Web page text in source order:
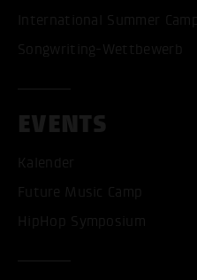
International Summer Camp
Songwriting-Wettbewerb
EVENTS
Kalender
Future Music Camp
HipHop Symposium